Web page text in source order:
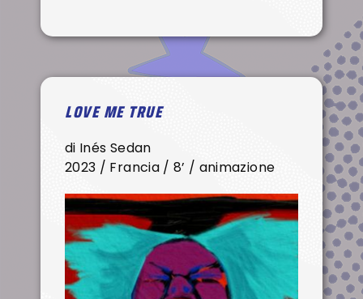
LOVE ME TRUE
di Inés Sedan
2023 / Francia / 8’ / animazione